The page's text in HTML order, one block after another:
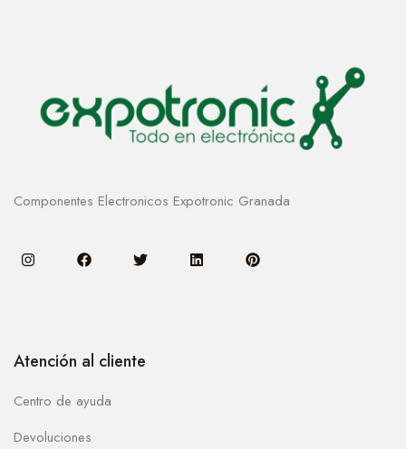
Componentes Electronicos Expotronic Granada
Atención al cliente
Centro de ayuda
Devoluciones